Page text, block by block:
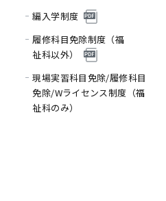
編入学制度
履修科目免除制度（福
祉科以外）
現場実習科目免除/履修科目
免除/Wライセンス制度（福
祉科のみ）